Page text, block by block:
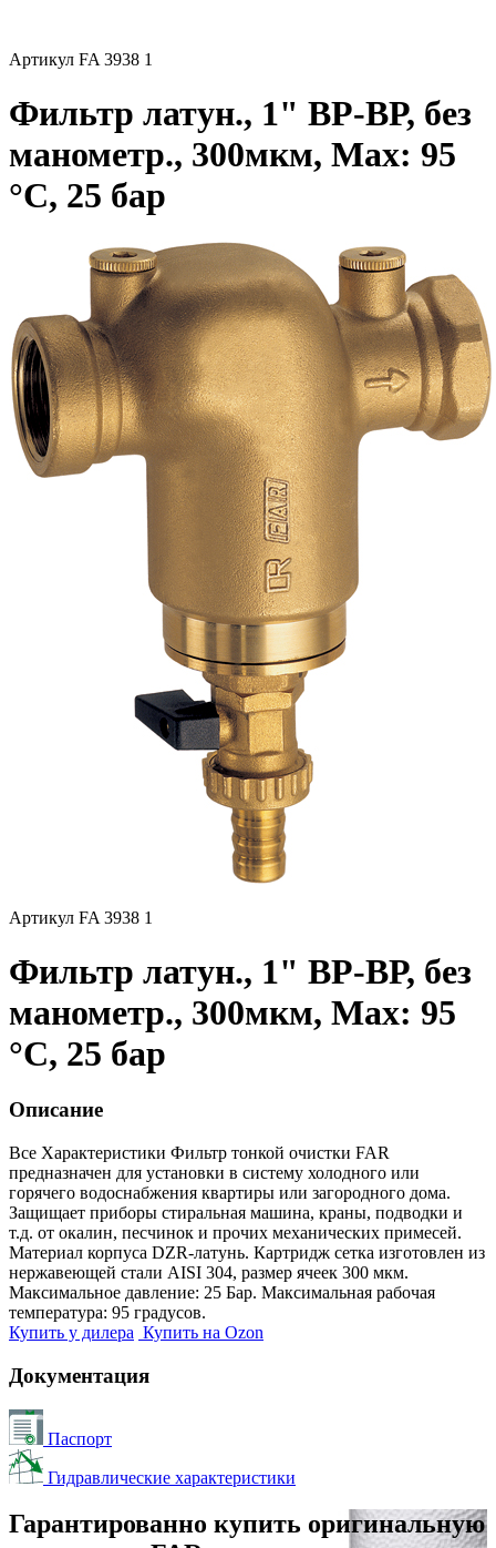
Артикул FA 3938 1
Фильтр латун., 1" ВР-ВР, без
манометр., 300мкм, Max: 95
°C, 25 бар
Артикул FA 3938 1
Фильтр латун., 1" ВР-ВР, без
манометр., 300мкм, Max: 95
°C, 25 бар
Описание
Все Характеристики Фильтр тонкой очистки FAR
предназначен для установки в систему холодного или
горячего водоснабжения квартиры или загородного дома.
Защищает приборы стиральная машина, краны, подводки и
т.д. от окалин, песчинок и прочих механических примесей.
Материал корпуса DZR-латунь. Картридж сетка изготовлен из
нержавеющей стали AISI 304, размер ячеек 300 мкм.
Максимальное давление: 25 Бар. Максимальная рабочая
температура: 95 градусов.
Купить у дилера Купить на Ozon
Документация
Паспорт
Гидравлические характеристики
Гарантированно купить оригинальную